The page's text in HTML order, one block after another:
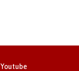
Youtube